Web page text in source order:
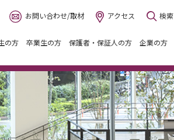
検索
お問い合わせ/取材 アクセス
の方 卒業生の方 保護者・保証人の方 企業の方